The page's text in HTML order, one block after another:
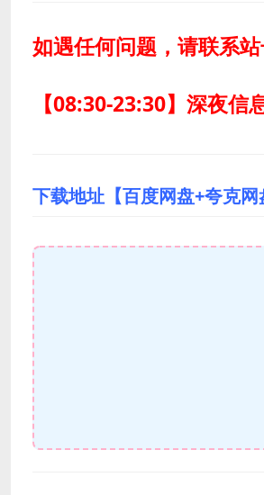
如遇任何问题，请联系
【08:30-23:30】深夜信
下载地址【百度网盘+夸克